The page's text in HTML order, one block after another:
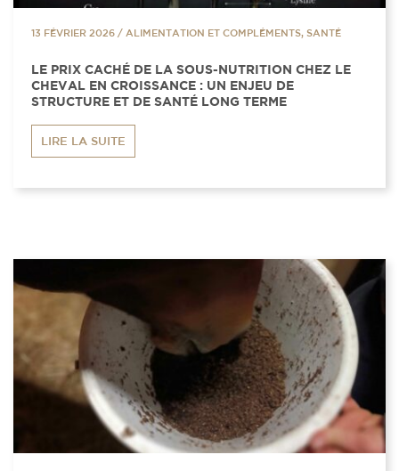
13 FÉVRIER 2026 / ALIMENTATION ET COMPLÉMENTS, SANTÉ
LE PRIX CACHÉ DE LA SOUS-NUTRITION CHEZ LE
CHEVAL EN CROISSANCE : UN ENJEU DE
STRUCTURE ET DE SANTÉ LONG TERME
LIRE LA SUITE